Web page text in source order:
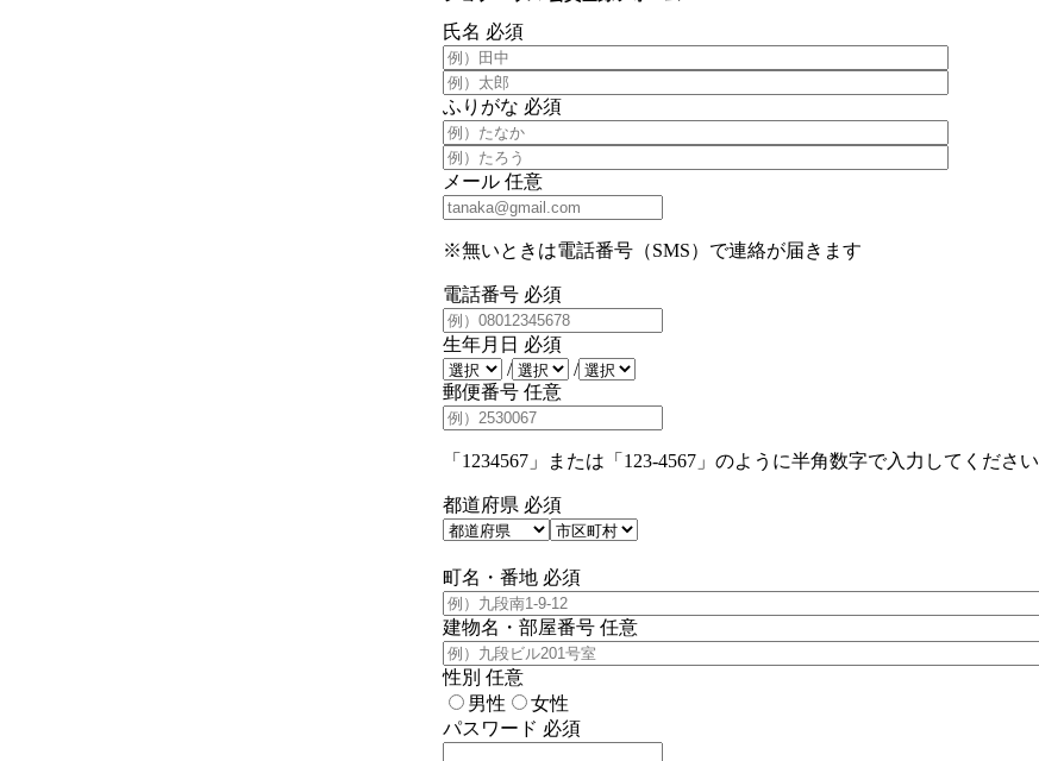
氏名 必須
ふりがな 必須
メール 任意
※無いときは電話番号（SMS）で連絡が届きます
電話番号 必須
生年月日 必須
/
/
郵便番号 任意
「1234567」または「123-4567」のように半角数字で入力してください
都道府県 必須
町名・番地 必須
建物名・部屋番号 任意
性別 任意
男性
女性
パスワード 必須